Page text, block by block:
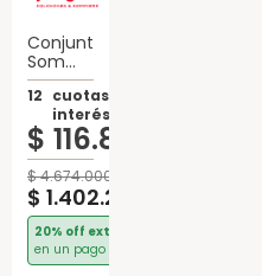
Conjunto
Sommier
2 Plazas
Springwall
One
Plus
Europillow
Espuma
12 cuotas sin
interés de:
$ 116.850
$4.674.000
$ 1.402.200
20% off extra
en un pago